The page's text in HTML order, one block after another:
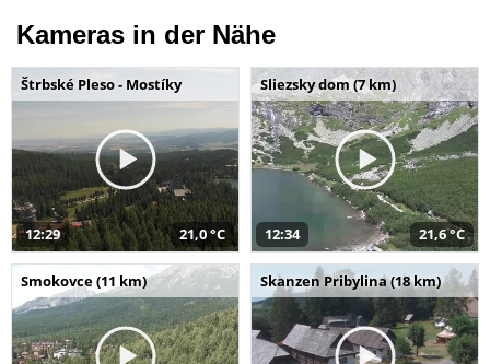
Kameras in der Nähe
Štrbské Pleso - Mostíky
12:29 21,0 °C
Sliezsky dom (7 km)
12:34 21,6 °C
Smokovce (11 km) Skanzen Pribylina (18 km)